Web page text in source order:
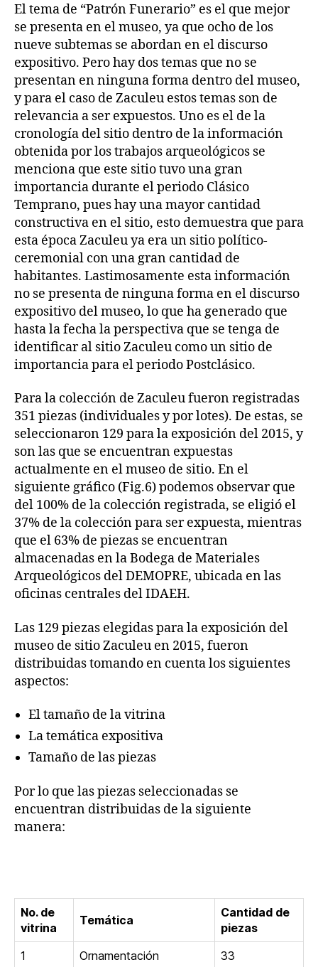
El tema de “Patrón Funerario” es el que mejor
se presenta en el museo, ya que ocho de los
nueve subtemas se abordan en el discurso
expositivo. Pero hay dos temas que no se
presentan en ninguna forma dentro del museo,
y para el caso de Zaculeu estos temas son de
relevancia a ser expuestos. Uno es el de la
cronología del sitio dentro de la información
obtenida por los trabajos arqueológicos se
menciona que este sitio tuvo una gran
importancia durante el periodo Clásico
Temprano, pues hay una mayor cantidad
constructiva en el sitio, esto demuestra que para
esta época Zaculeu ya era un sitio político-
ceremonial con una gran cantidad de
habitantes. Lastimosamente esta información
no se presenta de ninguna forma en el discurso
expositivo del museo, lo que ha generado que
hasta la fecha la perspectiva que se tenga de
identificar al sitio Zaculeu como un sitio de
importancia para el periodo Postclásico.
Para la colección de Zaculeu fueron registradas
351 piezas (individuales y por lotes). De estas, se
seleccionaron 129 para la exposición del 2015, y
son las que se encuentran expuestas
actualmente en el museo de sitio. En el
siguiente gráfico (Fig.6) podemos observar que
del 100% de la colección registrada, se eligió el
37% de la colección para ser expuesta, mientras
que el 63% de piezas se encuentran
almacenadas en la Bodega de Materiales
Arqueológicos del DEMOPRE, ubicada en las
oficinas centrales del IDAEH.
Las 129 piezas elegidas para la exposición del
museo de sitio Zaculeu en 2015, fueron
distribuidas tomando en cuenta los siguientes
aspectos:
El tamaño de la vitrina
La temática expositiva
Tamaño de las piezas
Por lo que las piezas seleccionadas se
encuentran distribuidas de la siguiente
manera:
No. de
vitrina
Temática
Cantidad de
piezas
1
Ornamentación
33